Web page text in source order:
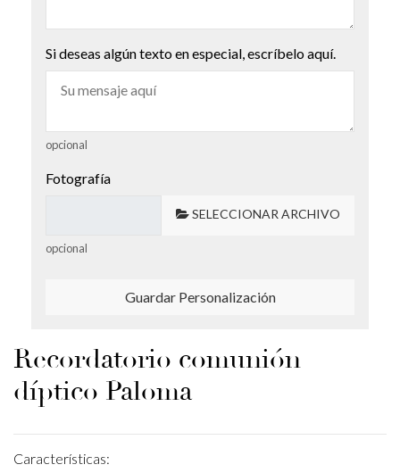
Si deseas algún texto en especial, escríbelo aquí.
opcional
Fotografía
SELECCIONAR ARCHIVO
opcional
Guardar Personalización
Recordatorio comunión
díptico Paloma
Características: